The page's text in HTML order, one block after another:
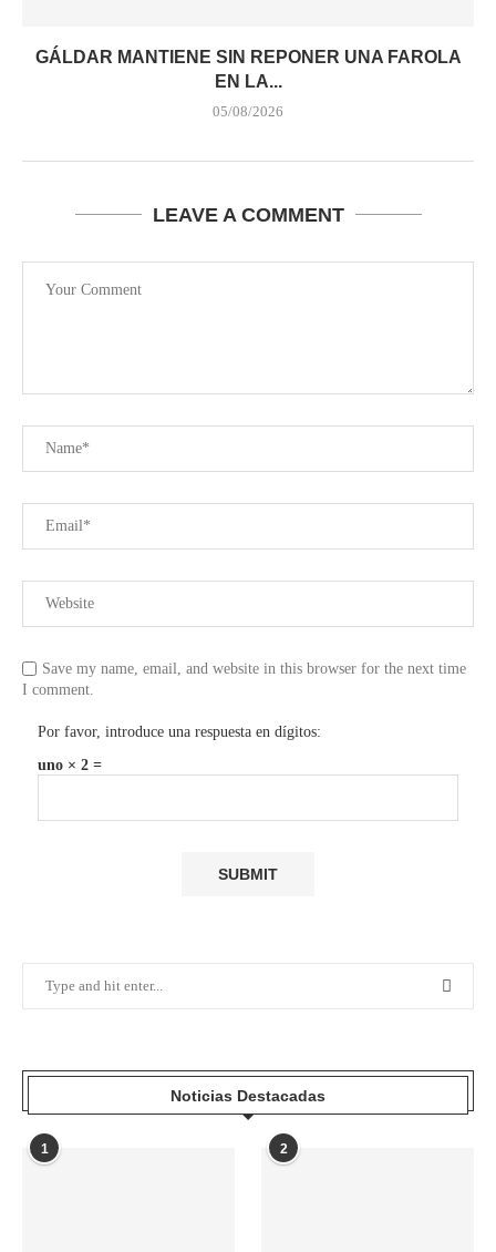
GÁLDAR MANTIENE SIN REPONER UNA FAROLA
EN LA...
05/08/2026
LEAVE A COMMENT
Save my name, email, and website in this browser for the next time
I comment.
Por favor, introduce una respuesta en dígitos:
uno × 2 =
Noticias Destacadas
1 2